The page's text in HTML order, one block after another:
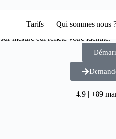
Tarifs Qui sommes nous ?
mesure qui reflète votre identité.
4.9 | +89